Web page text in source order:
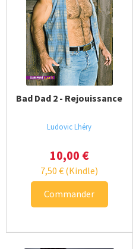
Bad Dad 2 - Rejouissance
Ludovic Lhéry
10,00 €
7,50€ (Kindle)
Commander